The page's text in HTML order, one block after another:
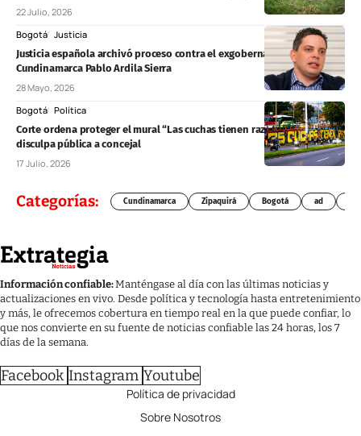
22 Julio, 2026
Bogotá Justicia
Justicia española archivó proceso contra el exgobernador de
Cundinamarca Pablo Ardila Sierra
28 Mayo, 2026
Bogotá Política
Corte ordena proteger el mural “Las cuchas tienen razón” y exige
disculpa pública a concejal
17 Julio, 2026
Categorías: Cundinamarca Zipaquirá Bogotá ad
Información confiable:Manténgase al día con las últimas noticias y
actualizaciones en vivo. Desde política y tecnología hasta entretenimiento
y más, le ofrecemos cobertura en tiempo real en la que puede confiar, lo
que nos convierte en su fuente de noticias confiable las 24 horas, los 7
días de la semana.
Facebook Instagram Youtube
Política de privacidad
Sobre Nosotros